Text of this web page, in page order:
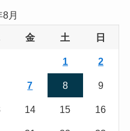
8月
金 土 日
1 2
7 8 9
14 15 16